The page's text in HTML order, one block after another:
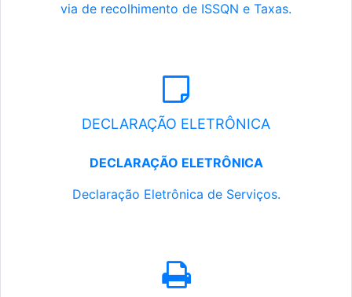
via de recolhimento de ISSQN e Taxas.
DECLARAÇÃO ELETRÔNICA
DECLARAÇÃO ELETRÔNICA
Declaração Eletrônica de Serviços.